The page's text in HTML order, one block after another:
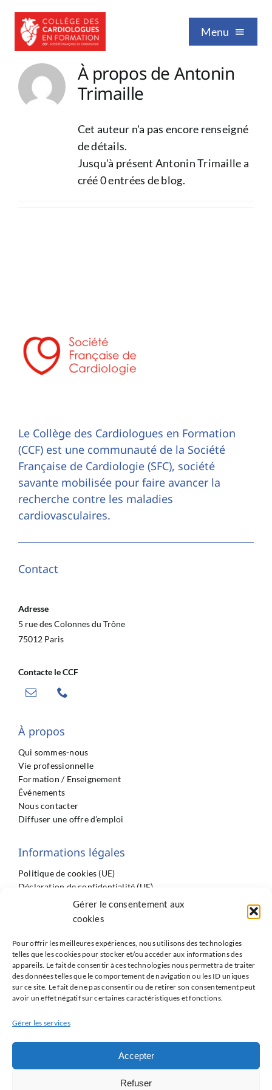
Gérer le consentement aux
cookies
Pour offrir les meilleures expériences, nous utilisons des technologies
telles que les cookies pour stocker et/ou accéder aux informations des
appareils. Le fait de consentir à ces technologies nous permettra de traiter
des données telles que le comportement de navigation ou les ID uniques
sur ce site. Le fait de ne pas consentir ou de retirer son consentement peut
avoir un effet négatif sur certaines caractéristiques et fonctions.
Gérer les services
Accepter
Refuser
contenu
Menu
Qui sommes-nous
Formation / Enseignement
Vie professionnelle
À propos de Antonin
Trimaille
Cet auteur n'a pas encore renseigné
de détails.
Jusqu'à présent Antonin Trimaille a
créé 0 entrées de blog.
Le Collège des Cardiologues en Formation
(CCF) est une communauté de la Société
Française de Cardiologie (SFC), société
savante mobilisée pour faire avancer la
recherche contre les maladies
cardiovasculaires.
Contact
Adresse
5 rue des Colonnes du Trône
75012 Paris
Contacte le CCF
À propos
Qui sommes-nous
Vie professionnelle
Formation / Enseignement
Événements
Nous contacter
Diffuser une offre d’emploi
Informations légales
Politique de cookies (UE)
Déclaration de confidentialité (UE)
Conditions générales
Partenaires
ISNI : InterSyndicale Nationale des Internes